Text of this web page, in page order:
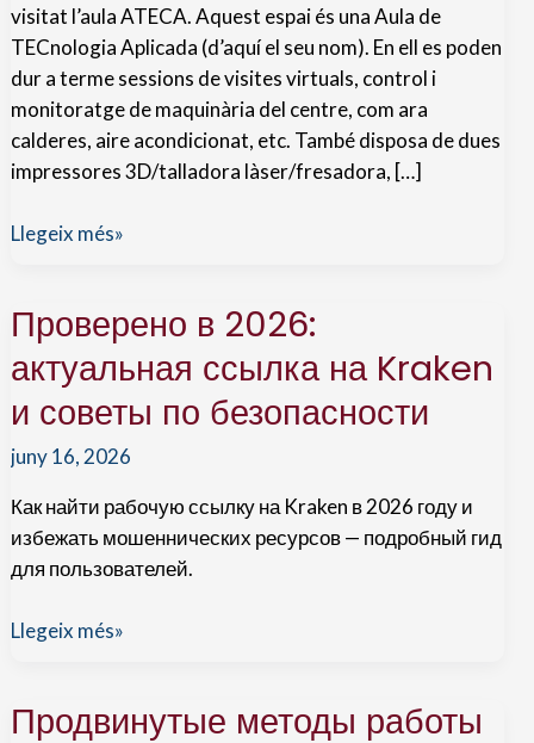
visitat l’aula ATECA. Aquest espai és una Aula de
TECnologia Aplicada (d’aquí el seu nom). En ell es poden
dur a terme sessions de visites virtuals, control i
monitoratge de maquinària del centre, com ara
calderes, aire acondicionat, etc. També disposa de dues
impressores 3D/talladora làser/fresadora, […]
Visita
ATECA
Llegeix més»
Проверено в 2026:
актуальная ссылка на Kraken
и советы по безопасности
juny 16, 2026
Как найти рабочую ссылку на Kraken в 2026 году и
избежать мошеннических ресурсов — подробный гид
для пользователей.
Проверено
актуальная
Llegeix més»
Продвинутые методы работы